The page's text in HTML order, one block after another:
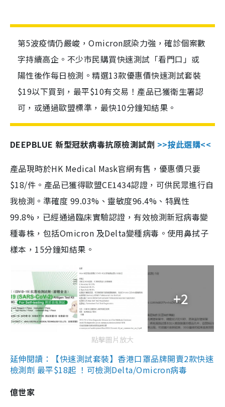
第5波疫情仍嚴峻，Omicron感染力強，確診個案數
字持續高企。不少市民購買快速測試「看門口」或
陽性後作每日檢測。精選13款優惠價快速測試套裝
$19以下買到，最平$10有交易！產品已獲衛生署認
可，或通過歐盟標準，最快10分鐘知結果。
DEEPBLUE 新型冠狀病毒抗原檢測試劑 >>按此選購<<
產品現時於HK Medical Mask官網有售，優惠價只要
$18/件。產品已獲得歐盟CE1434認證，可供民眾進行自
我檢測。準確度 99.03%、靈敏度96.4%、特異性
99.8%，已經通過臨床實驗認證，有效檢測新冠病毒變
種毒株，包括Omicron 及Delta變種病毒。使用鼻拭子
樣本，15分鐘知結果。
+2
點擊圖片放大
延伸閱讀：【快速測試套裝】香港口罩品牌開賣2款快速
檢測劑 最平$18起 ！可檢測Delta/Omicron病毒
億世家